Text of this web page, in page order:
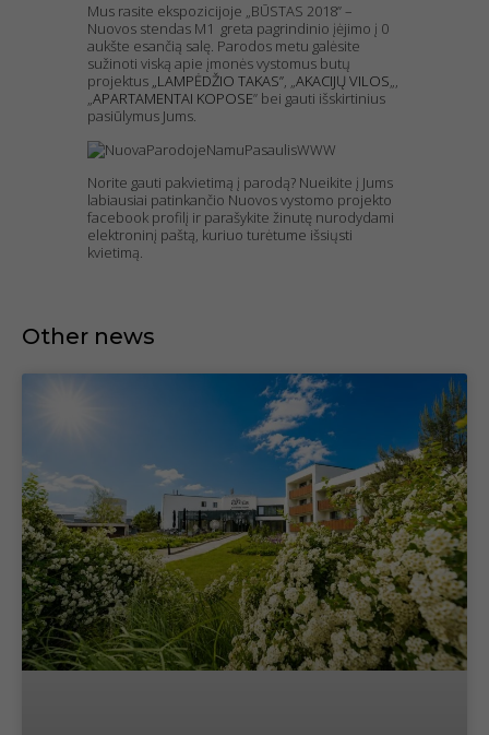
Mus rasite ekspozicijoje „BŪSTAS 2018” –
Nuovos stendas M1 greta pagrindinio įėjimo į 0
aukšte esančią salę. Parodos metu galėsite
sužinoti viską apie įmonės vystomus butų
projektus „LAMPĖDŽIO TAKAS”, „AKACIJŲ VILOS„,
„APARTAMENTAI KOPOSE” bei gauti išskirtinius
pasiūlymus Jums.
Norite gauti pakvietimą į parodą? Nueikite į Jums
labiausiai patinkančio Nuovos vystomo projekto
facebook profilį ir parašykite žinutę nurodydami
elektroninį paštą, kuriuo turėtume išsiųsti
kvietimą.
Other news